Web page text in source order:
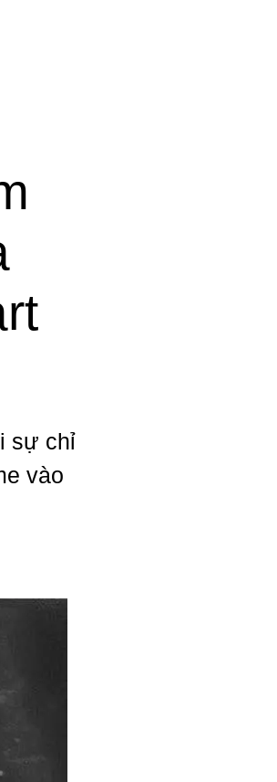
sự chỉ
vào